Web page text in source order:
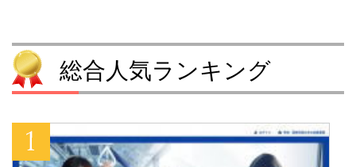
総合人気ランキング